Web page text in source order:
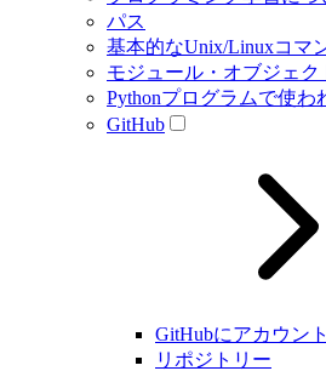
パス
基本的なUnix/Linuxコマ
モジュール・オブジェ
Pythonプログラムで使わ
GitHub
GitHubにアカウン
リポジトリー